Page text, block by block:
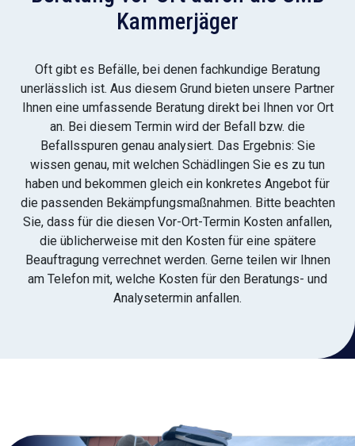
Kammerjäger
Oft gibt es Befälle, bei denen fachkundige Beratung
unerlässlich ist. Aus diesem Grund bieten unsere Partner
Ihnen eine umfassende Beratung direkt bei Ihnen vor Ort
an. Bei diesem Termin wird der Befall bzw. die
Befallsspuren genau analysiert. Das Ergebnis: Sie
wissen genau, mit welchen Schädlingen Sie es zu tun
haben und bekommen gleich ein konkretes Angebot für
die passenden Bekämpfungsmaßnahmen. Bitte beachten
Sie, dass für die diesen Vor-Ort-Termin Kosten anfallen,
die üblicherweise mit den Kosten für eine spätere
Beauftragung verrechnet werden. Gerne teilen wir Ihnen
am Telefon mit, welche Kosten für den Beratungs- und
Analysetermin anfallen.